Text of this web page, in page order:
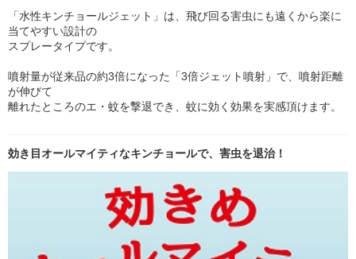
「水性キンチョールジェット」は、飛び回る害虫にも遠くから楽に
当てやすい設計の
スプレータイプです。
噴射量が従来品の約3倍になった「3倍ジェット噴射」で、噴射距離
が伸びて
離れたところのエ・蚊を撃退でき、蚊に効く効果を実感頂けます。
効き目オールマイティなキンチョールで、害虫を退治！